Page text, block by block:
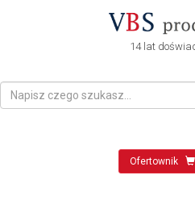
14 lat
Ofertownik